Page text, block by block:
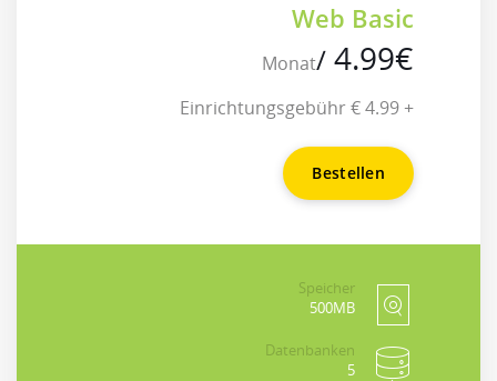
Web Basic
4.99€
/
Monat
+ 4.99 € Einrichtungsgebühr
Bestellen
Speicher
500MB
Datenbanken
5